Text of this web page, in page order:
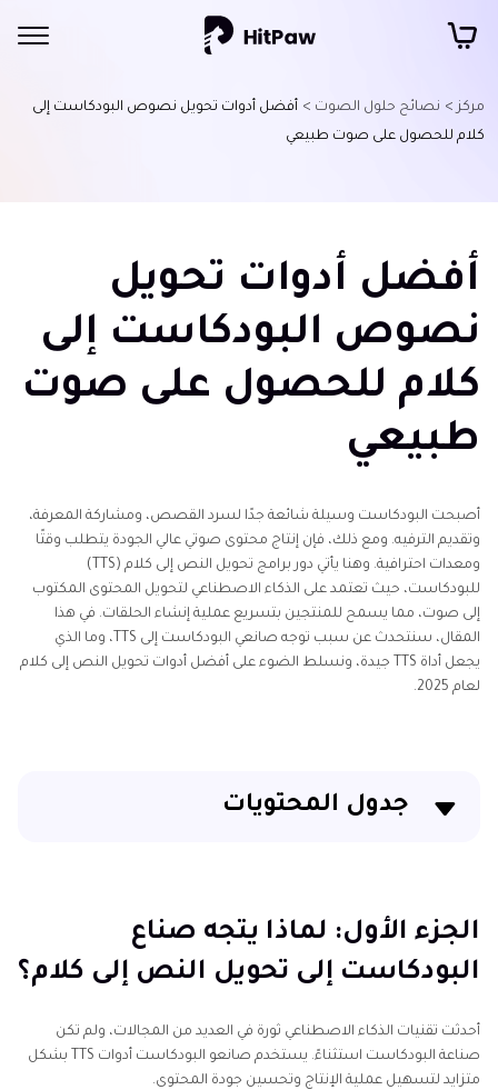
مركز > نصائح حلول الصوت > أفضل أدوات تحويل نصوص البودكاست إلى
كلام للحصول على صوت طبيعي
أفضل أدوات تحويل
نصوص البودكاست إلى
كلام للحصول على صوت
طبيعي
أصبحت البودكاست وسيلة شائعة جدًا لسرد القصص، ومشاركة المعرفة،
وتقديم الترفيه. ومع ذلك، فإن إنتاج محتوى صوتي عالي الجودة يتطلب وقتًا
ومعدات احترافية. وهنا يأتي دور برامج تحويل النص إلى كلام (TTS)
للبودكاست، حيث تعتمد على الذكاء الاصطناعي لتحويل المحتوى المكتوب
إلى صوت، مما يسمح للمنتجين بتسريع عملية إنشاء الحلقات. في هذا
المقال، سنتحدث عن سبب توجه صانعي البودكاست إلى TTS، وما الذي
يجعل أداة TTS جيدة، ونسلط الضوء على أفضل أدوات تحويل النص إلى كلام
لعام 2025.
جدول المحتويات
الجزء الثاني: ما الذي يجعل أداة تحويل النص إلى كلام
للبودكاست جيدة؟
الجزء الثالث: أفضل أدوات تحويل النص إلى كلام
للبودكاست في 2025
الجزء الأول: لماذا يتجه صناع
البودكاست إلى تحويل النص إلى كلام؟
أحدثت تقنيات الذكاء الاصطناعي ثورة في العديد من المجالات، ولم تكن
صناعة البودكاست استثناءً. يستخدم صانعو البودكاست أدوات TTS بشكل
متزايد لتسهيل عملية الإنتاج وتحسين جودة المحتوى.